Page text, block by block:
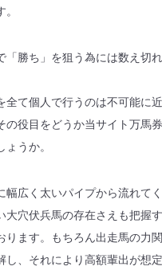
「勝ち」を狙う為には数え切
全て個人で行うのは不可能に
の役目をどうか当サイト万馬
うか。
幅広く太いパイプから流れて
大穴伏兵馬の存在さえも把握
ります。もちろん出走馬の力
し、それにより高額輩出が想